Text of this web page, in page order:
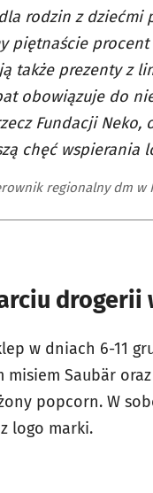
rodzin z dziećmi
piętnaście
także prezenty z
obowiązuje do
Fundacji
chęć wspierania
regionalny dm w
drogerii
w dniach 6-11
misiem Saubär
popcorn. W
logo marki.